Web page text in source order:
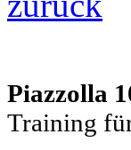
Piazzolla
Training